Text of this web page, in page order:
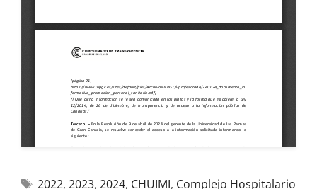
2022, 2023, 2024, CHUIMI, Complejo Hospitalario